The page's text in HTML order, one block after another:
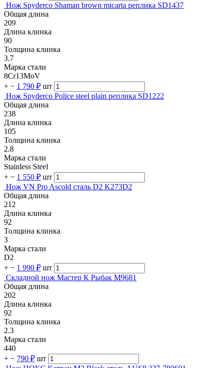
Нож Spyderco Shaman brown micarta реплика SD1437
Общая длина
209
Длина клинка
90
Толщина клинка
3.7
Марка стали
8Cr13MoV
+ − 1 790 ₽ шт
Нож Spyderco Police steel plain реплика SD1222
Общая длина
238
Длина клинка
105
Толщина клинка
2.8
Марка стали
Stainless Steel
+ − 1 550 ₽ шт
Нож VN Pro Ascold сталь D2 K273D2
Общая длина
212
Длина клинка
92
Толщина клинка
3
Марка стали
D2
+ − 1 990 ₽ шт
Складной нож Мастер К Рыбак M9681
Общая длина
202
Длина клинка
92
Толщина клинка
2.3
Марка стали
440
+ − 790 ₽ шт